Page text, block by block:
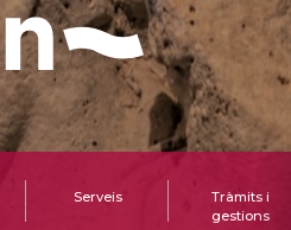
Serveis
Tràmits i
gestions